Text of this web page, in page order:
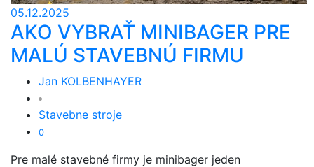
05.12.2025
AKO VYBRAŤ MINIBAGER PRE
MALÚ STAVEBNÚ FIRMU
Jan KOLBENHAYER
Stavebne stroje
0
Pre malé stavebné firmy je minibager jeden